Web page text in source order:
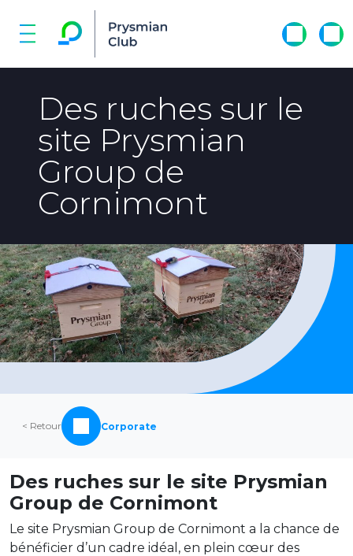
Des ruches sur le
site Prysmian
Group de
Cornimont
< Retour Corporate
Des ruches sur le site Prysmian
Group de Cornimont
Le site Prysmian Group de Cornimont a la chance de
bénéficier d’un cadre idéal, en plein cœur des